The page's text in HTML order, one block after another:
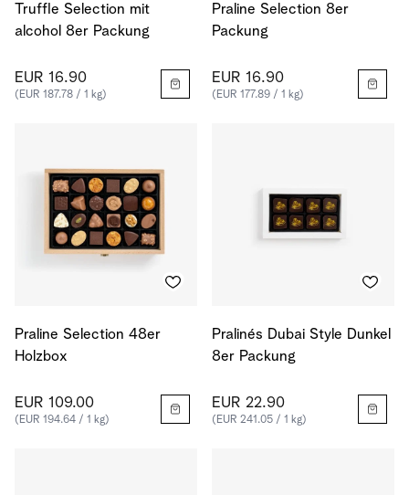
Truffle Selection mit
alcohol 8er Packung
EUR 16.90
(EUR 187.78 / 1 kg)
Praline Selection 8er
Packung
EUR 16.90
(EUR 177.89 / 1 kg)
Praline Selection 48er
Holzbox
EUR 109.00
(EUR 194.64 / 1 kg)
Pralinés Dubai Style Dunkel
8er Packung
EUR 22.90
(EUR 241.05 / 1 kg)